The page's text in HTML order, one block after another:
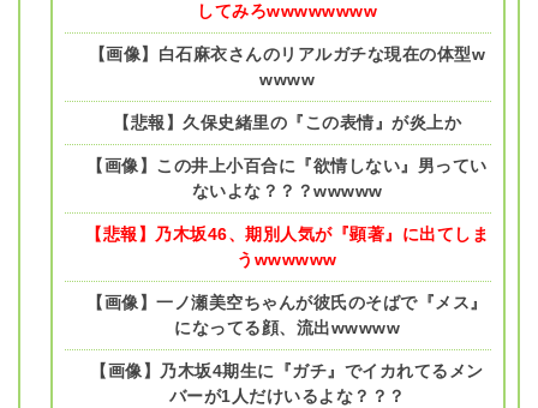
してみろwwwwwwww
【画像】白石麻衣さんのリアルガチな現在の体型w
wwww
【悲報】久保史緒里の『この表情』が炎上か
【画像】この井上小百合に『欲情しない』男ってい
ないよな？？？wwwww
【悲報】乃木坂46、期別人気が『顕著』に出てしま
うwwwwww
【画像】一ノ瀬美空ちゃんが彼氏のそばで『メス』
になってる顔、流出wwwww
【画像】乃木坂4期生に『ガチ』でイカれてるメン
バーが1人だけいるよな？？？